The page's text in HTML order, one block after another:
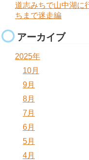
道志みちで山中湖
ちまで迷走編
アーカイブ
2025年
10月
9月
8月
7月
6月
5月
4月